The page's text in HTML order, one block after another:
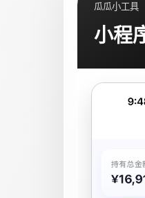
瓜瓜小工具
小程